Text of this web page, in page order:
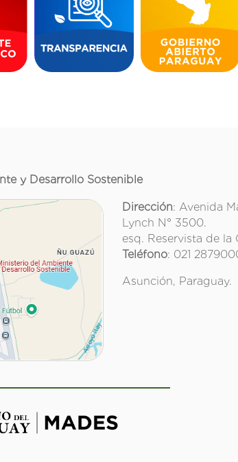
y Desarrollo Sostenible
Dirección: Avenida
Lynch N° 3500.
esq. Reservista de la
Teléfono: 021
Asunción, Paraguay.